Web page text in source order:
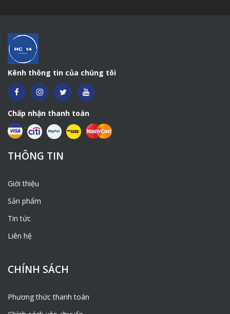
Kênh thông tin của chúng tôi
Chấp nhận thanh toán
THÔNG TIN
Giới thiệu
Sản phẩm
Tin tức
Liên hệ
CHÍNH SÁCH
Phương thức thanh toán